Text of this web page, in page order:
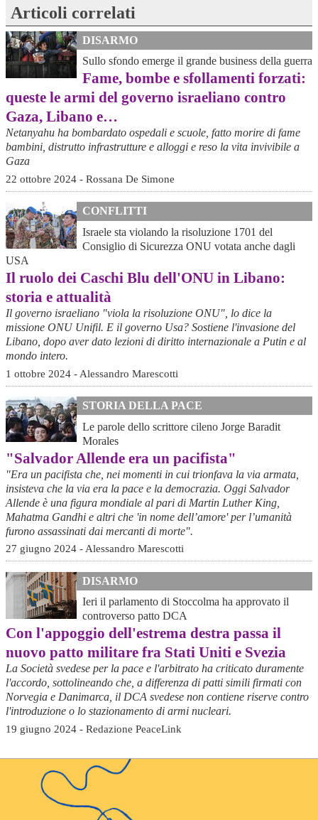
Articoli correlati
DISARMO
Sullo sfondo emerge il grande business della guerra
Fame, bombe e sfollamenti forzati:
queste le armi del governo israeliano contro
Gaza, Libano e…
Netanyahu ha bombardato ospedali e scuole, fatto morire di fame
bambini, distrutto infrastrutture e alloggi e reso la vita invivibile a
Gaza
22 ottobre 2024 - Rossana De Simone
CONFLITTI
Israele sta violando la risoluzione 1701 del
Consiglio di Sicurezza ONU votata anche dagli
USA
Il ruolo dei Caschi Blu dell'ONU in Libano:
storia e attualità
Il governo israeliano "viola la risoluzione ONU", lo dice la
missione ONU Unifil. E il governo Usa? Sostiene l'invasione del
Libano, dopo aver dato lezioni di diritto internazionale a Putin e al
mondo intero.
1 ottobre 2024 - Alessandro Marescotti
STORIA DELLA PACE
Le parole dello scrittore cileno Jorge Baradit
Morales
"Salvador Allende era un pacifista"
"Era un pacifista che, nei momenti in cui trionfava la via armata,
insisteva che la via era la pace e la democrazia. Oggi Salvador
Allende è una figura mondiale al pari di Martin Luther King,
Mahatma Gandhi e altri che 'in nome dell’amore' per l’umanità
furono assassinati dai mercanti di morte".
27 giugno 2024 - Alessandro Marescotti
DISARMO
Ieri il parlamento di Stoccolma ha approvato il
controverso patto DCA
Con l'appoggio dell'estrema destra passa il
nuovo patto militare fra Stati Uniti e Svezia
La Società svedese per la pace e l'arbitrato ha criticato duramente
l'accordo, sottolineando che, a differenza di patti simili firmati con
Norvegia e Danimarca, il DCA svedese non contiene riserve contro
l'introduzione o lo stazionamento di armi nucleari.
19 giugno 2024 - Redazione PeaceLink